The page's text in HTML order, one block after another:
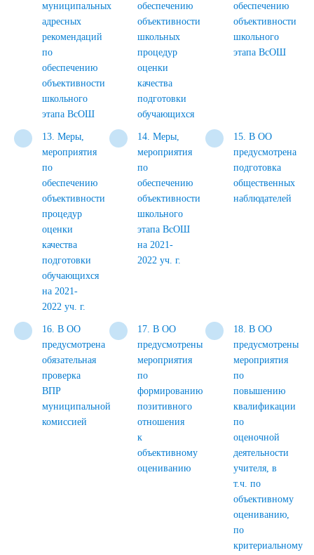
муниципальных
адресных
рекомендаций
по
обеспечению
объективности
школьного
этапа ВсОШ
обеспечению
объективности
школьных
процедур
оценки
качества
подготовки
обучающихся
обеспечению
объективности
школьного
этапа ВсОШ
13. Меры,
мероприятия
по
обеспечению
объективности
процедур
оценки
качества
подготовки
обучающихся
на 2021-
2022 уч. г.
14. Меры,
мероприятия
по
обеспечению
объективности
школьного
этапа ВсОШ
на 2021-
2022 уч. г.
15. В ОО
предусмотрена
подготовка
общественных
наблюдателей
16. В ОО
предусмотрена
обязательная
проверка
ВПР
муниципальной
комиссией
17. В ОО
предусмотрены
мероприятия
по
формированию
позитивного
отношения
к
объективному
оцениванию
18. В ОО
предусмотрены
мероприятия
по
повышению
квалификации
по
оценочной
деятельности
учителя, в
т.ч. по
объективному
оцениванию,
по
критериальному